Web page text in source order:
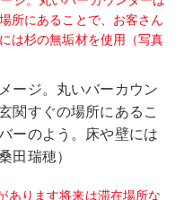
ージ。丸いバーカウン
関すぐの場所にあるこ
ーのよう。床や壁には
田瑞穂）